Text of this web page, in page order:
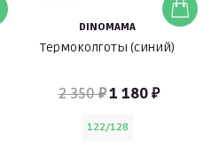
DINOMAMA
Термоколготы (синий)
2 350 ₽1 180 ₽
122/128